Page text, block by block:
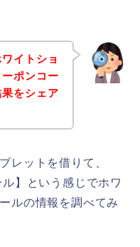
イトショ
ポンコー
をシェア
レットを借りて、
】という感じでホワ
ルの情報を調べてみ